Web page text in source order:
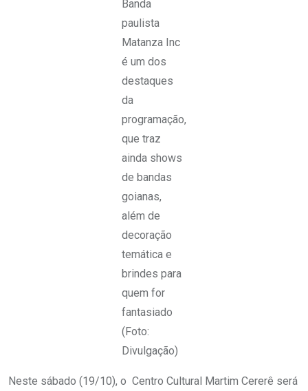
Banda
paulista
Matanza Inc
é um dos
destaques
da
programação,
que traz
ainda shows
de bandas
goianas,
além de
decoração
temática e
brindes para
quem for
fantasiado
(Foto:
Divulgação)
Neste sábado (19/10), o Centro Cultural Martim Cererê será